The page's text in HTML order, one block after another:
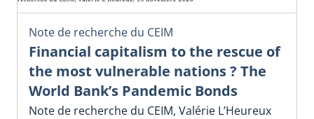
Note de recherche du CEIM
Financial capitalism to the rescue of
the most vulnerable nations ? The
World Bank’s Pandemic Bonds
Note de recherche du CEIM, Valérie L’Heureux